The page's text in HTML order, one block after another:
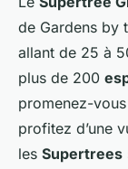
de Gardens by
allant de 25 à
plus de 200
promenez-
profitez d’une
les Supertrees